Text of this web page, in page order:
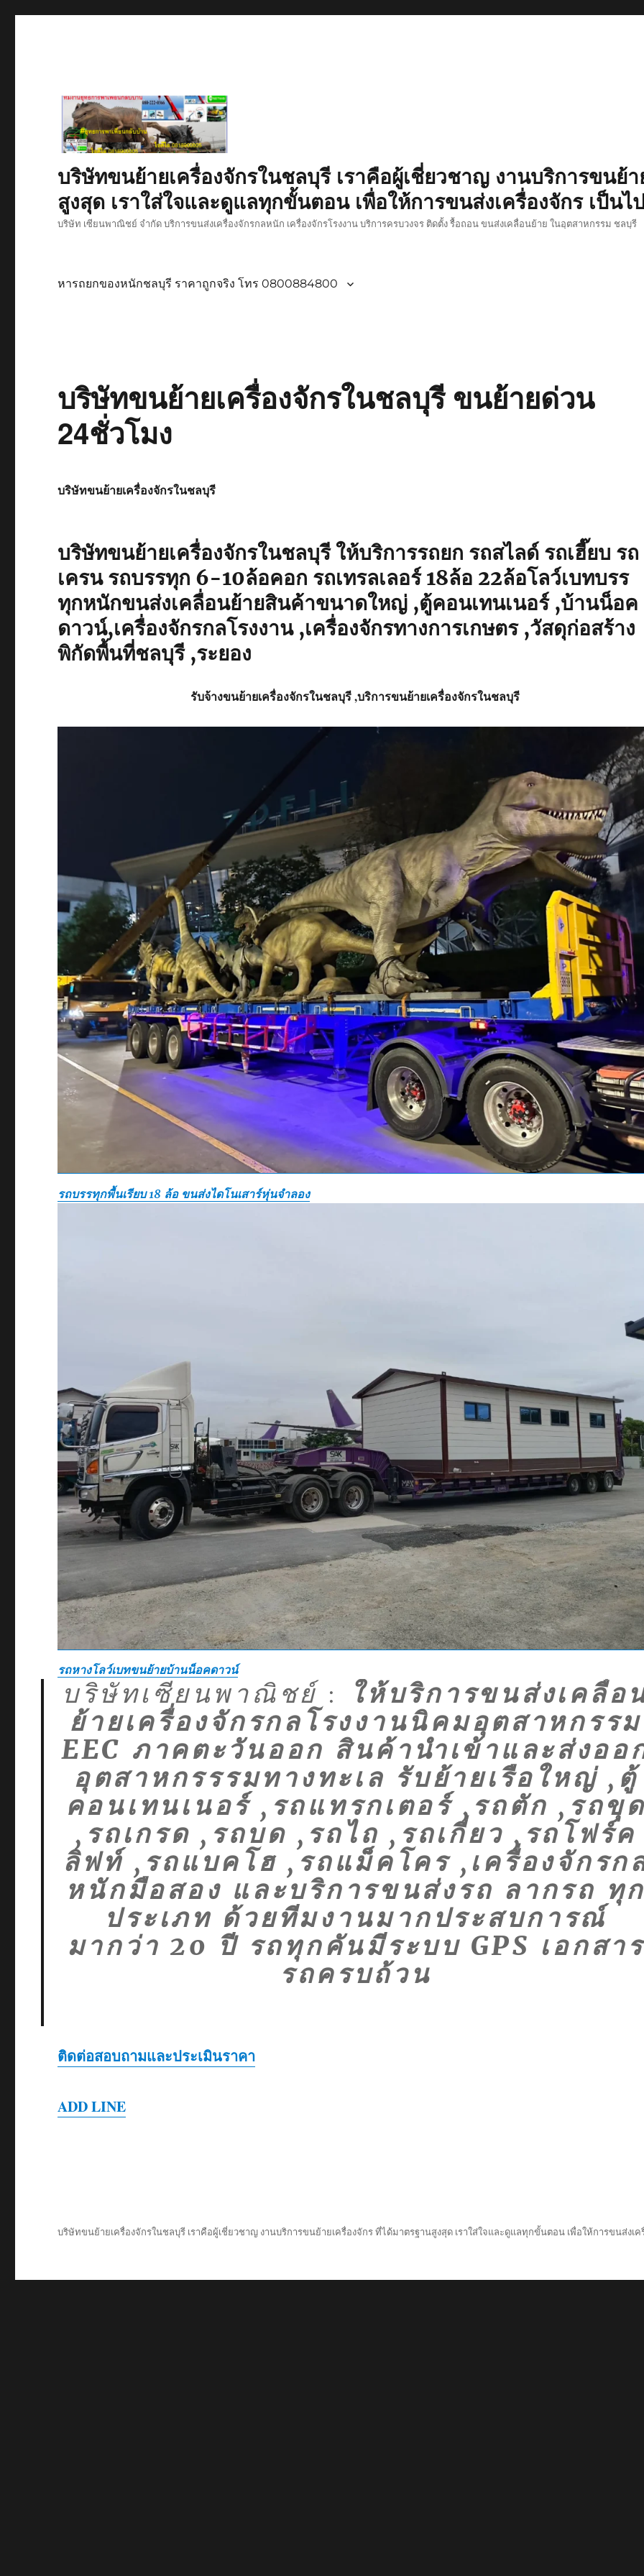
บริษัทขนย้ายเครื่องจักรในชลบุรี เราคือผู้เชี่ยวชาญ งานบริการขนย้
สูงสุด เราใส่ใจและดูแลทุกขั้นตอน เพื่อให้การขนส่งเครื่องจักร เป็นไ
บริษัท เซียนพาณิชย์ จำกัด บริการขนส่งเครื่องจักรกลหนัก เครื่องจักรโรงงาน บริการครบวงจร ติดตั้ง รื้อถอน ขนส่งเคลื่อนย้าย ในอุตสาหกรรม ชลบุรี
หารถยกของหนักชลบุรี ราคาถูกจริง โทร 0800884800
บริษัทขนย้ายเครื่องจักรในชลบุรี ขนย้ายด่วน
24ชั่วโมง
บริษัทขนย้ายเครื่องจักรในชลบุรี
บริษัทขนย้ายเครื่องจักรในชลบุรี ให้บริการรถยก รถสไลด์ รถเฮี๊ยบ รถ
เครน รถบรรทุก 6-10ล้อคอก รถเทรลเลอร์ 18ล้อ 22ล้อโลว์เบทบรร
ทุกหนักขนส่งเคลื่อนย้ายสินค้าขนาดใหญ่ ,ตู้คอนเทนเนอร์ ,บ้านน็อค
ดาวน์,เครื่องจักรกลโรงงาน ,เครื่องจักรทางการเกษตร ,วัสดุก่อสร้าง
พิกัดพื้นที่ชลบุรี ,ระยอง
รับจ้างขนย้ายเครื่องจักรในชลบุรี,บริการขนย้ายเครื่องจักรในชลบุรี
รถบรรทุกพื้นเรียบ 18 ล้อ ขนส่งไดโนเสาร์หุ่นจำลอง
รถหางโลว์เบทขนย้ายบ้านน็อคดาวน์
บริษัทเซียนพาณิชย์:
ให้บริการขนส่งเคลื่อ
ย้ายเครื่องจักรกลโรงงานนิคมอุตสาหกรรม
EEC ภาคตะวันออก สินค้านำเข้าและส่งออ
อุตสาหกรรรมทางทะเล รับย้ายเรือใหญ่ ,ตู้
คอนเทนเนอร์ ,รถแทรกเตอร์ ,รถตัก ,รถขุด
,รถเกรด ,รถบด ,รถไถ ,รถเกี่ยว ,รถโฟร์ค
ลิฟท์ ,รถแบคโฮ ,รถแม็คโคร ,เครื่องจักรก
หนักมือสอง และบริการขนส่งรถ ลากรถ ทุก
ประเภท ด้วยทีมงานมากประสบการณ์
มากว่า 20 ปี รถทุกคันมีระบบ GPS เอกสาร
รถครบถ้วน
ติดต่อสอบถามและประเมินราคา
ADD LINE
บริษัทขนย้ายเครื่องจักรในชลบุรี เราคือผู้เชี่ยวชาญ งานบริการขนย้ายเครื่องจักร ที่ได้มาตรฐานสูงสุด เราใส่ใจและดูแลทุกขั้นตอน เพื่อให้การขนส่งเค